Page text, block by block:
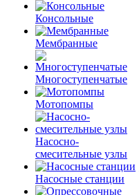
Консольные
Мембранные
Многоступенчатые
Мотопомпы
Насосно-
смесительные узлы
Насосные станции